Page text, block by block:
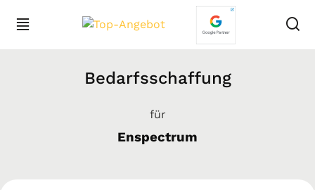
Bedarfsschaffung
für
Enspectrum